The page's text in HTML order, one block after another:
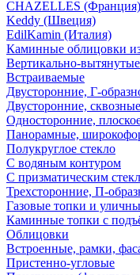
CHAZELLES (Франция)
Keddy (Швеция)
EdilKamin (Италия)
Каминные облицовки
Вертикально-вытянутые
Встраиваемые
Двусторонние, Г-
Двусторонние,
Односторонние,
Панорамные,
Полукруглое стекло
С водяным контуром
С призматическим
Трехсторонние, П-
Газовые топки и
Каминные топки с
Облицовки
Встроенные, рамки,
Пристенно-угловые